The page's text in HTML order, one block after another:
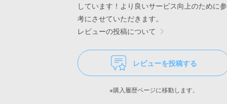
しています！より良いサービス向上のために参
考にさせていただきます。
レビューの投稿について
レビューを投稿する
※購入履歴ページに移動します。